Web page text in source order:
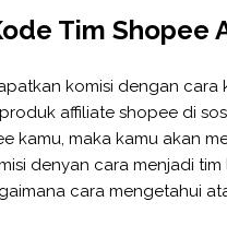
Tim
komisi dengan
affiliate shopee di
kamu, maka kamu akan
denyan cara menjadi
cara mengetahui